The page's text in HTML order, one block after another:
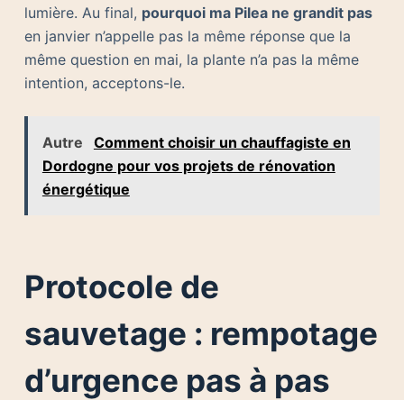
lumière. Au final, pourquoi ma Pilea ne grandit pas
en janvier n’appelle pas la même réponse que la
même question en mai, la plante n’a pas la même
intention, acceptons-le.
Autre
Comment choisir un chauffagiste en
Dordogne pour vos projets de rénovation
énergétique
Protocole de
sauvetage : rempotage
d’urgence pas à pas